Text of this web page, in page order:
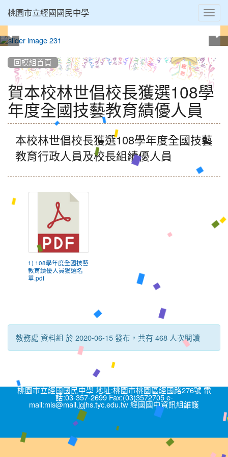
桃園市立經國國民中學
回模組首頁
賀本校林世倡校長獲選108學
年度全國技藝教育績優人員
本校林世倡校長獲選108學年度全國技藝
教育行政人員及校長組績優人員
1) 108學年度全國技藝
教育績優人員獲選名
單.pdf
教務處 資料組 於 2020-06-15 發布，共有 468 人次閱讀
桃園市立經國國民中學 地址:桃園市桃園區經國路276號 電
話:03-357-2699 Fax:(03)3572705 e-
mail:mis@mail.jgjhs.tyc.edu.tw 經國國中資訊組維護